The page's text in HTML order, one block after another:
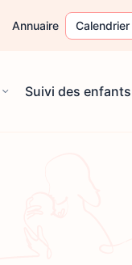
Annuaire
Suivi des enfants